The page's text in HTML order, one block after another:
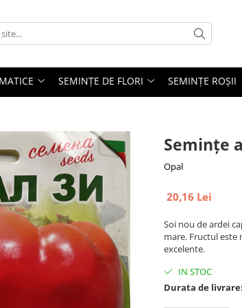
SEMINȚE DE FLORI SEMINȚE ROȘII
Semințe
Opal
20,16 Lei
Soi nou de ardei
mare. Fructul este
excelente.
IN STOC
Durata de livrare: